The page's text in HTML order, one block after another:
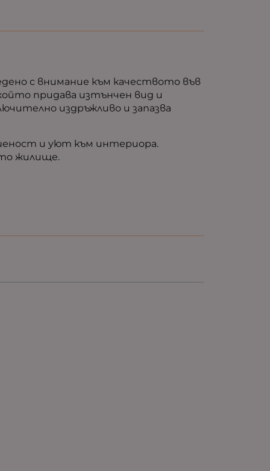
с внимание към качеството във
придава изтънчен вид и
издръжливо и запазва
и уют към интериора.
жилище.